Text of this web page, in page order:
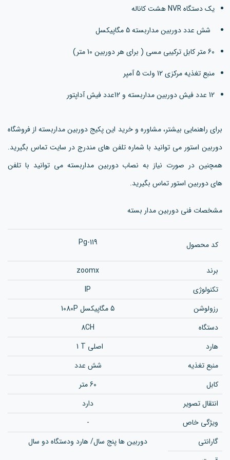
یک دستگاه NVR هشت کاناله
شش عدد دوربین مداربسته 5 مگاپیکسل
60 متر کابل ترکیبی مسی ( برای هر دوربین 10 متر)
منبع تغذیه مرکزی 12 ولت 5 آمپر
12 عدد فیش دوربین مداربسته و 12عدد فیش آداپتور
برای راهنمایی بیشتر، مشاوره و خرید این پکیج دوربین مداربسته از فروشگاه
دوربین استور می توانید با شماره تلفن های مندرج در سایت تماس بگیرید.
همچنین در صورت نیاز به نصاب دوربین مداربسته می توانید با تلفن
های دوربین استور تماس بگیرید.
مشخصات فنی دوربین مدار بسته
کد محصول Pg-119
برند
zoomx
تکنولوژی
IP
رزولوشن‌
5 مگاپیکسل 1080P
دستگاه
8CH
هارد
1 T اصلی
منبع تغذیه
شش عدد
کابل
60 متر
انتقال تصویر
دارد
ویژگی خاص
-
گارانتی
دوربین ها پنج سال/ هارد ودستگاه دو سال